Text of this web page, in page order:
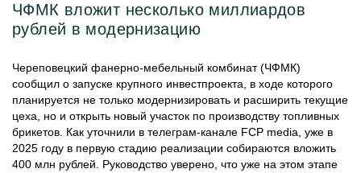
ЧФМК вложит несколько миллиардов
рублей в модернизацию
Череповецкий фанерно-мебельный комбинат (ЧФМК)
сообщил о запуске крупного инвестпроекта, в ходе которого
планируется не только модернизировать и расширить текущие
цеха, но и открыть новый участок по производству топливных
брикетов. Как уточнили в телеграм-канале FCP media, уже в
2025 году в первую стадию реализации собираются вложить
400 млн рублей. Руководство уверено, что уже на этом этапе